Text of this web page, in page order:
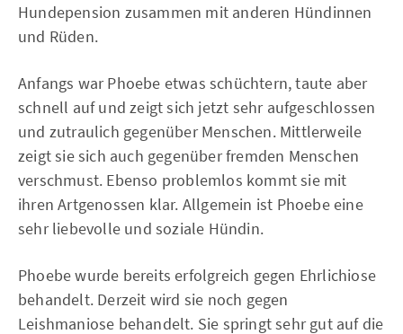
Hundepension zusammen mit anderen Hündinnen
und Rüden.
Anfangs war Phoebe etwas schüchtern, taute aber
schnell auf und zeigt sich jetzt sehr aufgeschlossen
und zutraulich gegenüber Menschen. Mittlerweile
zeigt sie sich auch gegenüber fremden Menschen
verschmust. Ebenso problemlos kommt sie mit
ihren Artgenossen klar. Allgemein ist Phoebe eine
sehr liebevolle und soziale Hündin.
Phoebe wurde bereits erfolgreich gegen Ehrlichiose
behandelt. Derzeit wird sie noch gegen
Leishmaniose behandelt. Sie springt sehr gut auf die